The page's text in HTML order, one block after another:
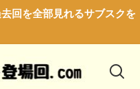
回を全部見れるサブスクを